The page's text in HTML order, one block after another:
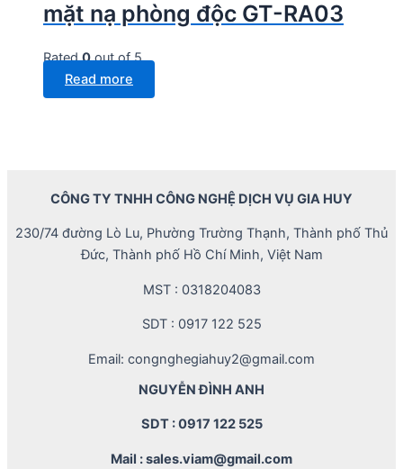
mặt nạ phòng độc GT-RA03
Rated0out of 5
Read more
CÔNG TY TNHH CÔNG NGHỆ DỊCH VỤ GIA HUY
230/74 đường Lò Lu, Phường Trường Thạnh, Thành phố Thủ
Đức, Thành phố Hồ Chí Minh, Việt Nam
MST : 0318204083
SDT : 0917 122 525
Email: congnghegiahuy2@gmail.com
NGUYỄN ĐÌNH ANH
SDT : 0917 122 525
Mail : sales.viam@gmail.com